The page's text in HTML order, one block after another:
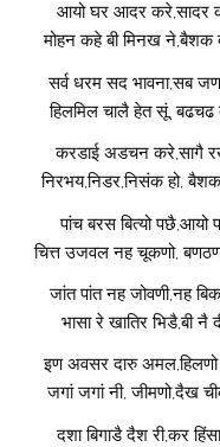
आयो घर आदर करे,सादर
मोहन कहे बी मिनख ने,बैशक
सर्व धरम सद भावना,सब
हिलमिल चालै हेत सूं, बढचढ
करडाई अडचन करे,सागै
निरभय,निडर,निसंक हो,
पांच बरस बित्यो पछै,आयो
चित्त उजवल नह चूकणो,
जांत पांत नह जोवणी,नह
भासा रे खातिर भिडै,बी नै
इण अवसर दारु अमल,हिलणो
जगां जगां नी, जीमणो,दैख
दशा बिगाडै दैश री,कर